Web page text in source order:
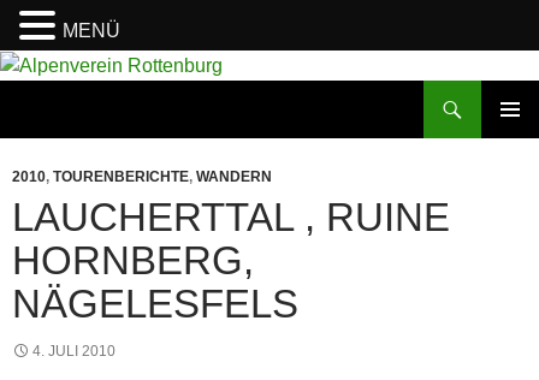
Zum
2010, TOURENBERICHTE, WANDERN
LAUCHERTTAL , RUINE
HORNBERG,
NÄGELESFELS
4. JULI 2010
MENÜ